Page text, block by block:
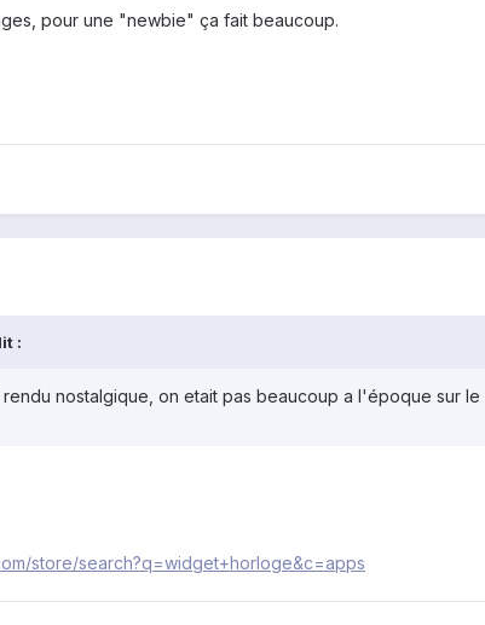
pour une "newbie" ça fait beaucoup.
:
nostalgique, on etait pas beaucoup a l'époque sur le
store/search?q=widget+horloge&c=apps